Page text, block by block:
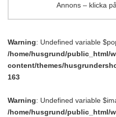
Annons – klicka
Warning: Undefined variable
/home/husgrund/public_html/
content/themes/
163
Warning: Undefined variable
/home/husgrund/public_html/